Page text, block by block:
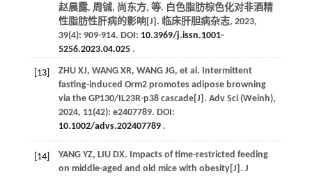
赵晨露, 周铖, 尚东方, 等. 白色脂肪棕色化对非酒精
性脂肪性肝病的影响[J]. 临床肝胆病杂志, 2023,
39(4): 909-914. DOI: 10.3969/j.issn.1001-
5256.2023.04.025.
[13] ZHU XJ, WANG XR, WANG JG, et al . Intermittent
fasting-induced Orm2 promotes adipose browning
via the GP130/IL23R-p38 cascade[J]. Adv Sci (Weinh),
2024, 11(42): e2407789. DOI:
10.1002/advs.202407789.
[14] YANG YZ, LIU DX. Impacts of time-restricted feeding
on middle-aged and old mice with obesity[J]. J